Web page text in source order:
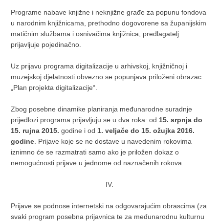
Programe nabave knjižne i neknjižne građe za popunu fondova
u narodnim knjižnicama, prethodno dogovorene sa županijskim
matičnim službama i osnivačima knjižnica, predlagatelj
prijavljuje pojedinačno.
Uz prijavu programa digitalizacije u arhivskoj, knjižničnoj i
muzejskoj djelatnosti obvezno se popunjava priloženi obrazac
„Plan projekta digitalizacije“.
Zbog posebne dinamike planiranja međunarodne suradnje
prijedlozi programa prijavljuju se u dva roka: od 15. srpnja do
15. rujna 2015. godine i od 1. veljače do 15. ožujka 2016.
godine . Prijave koje se ne dostave u navedenim rokovima
iznimno će se razmatrati samo ako je priložen dokaz o
nemogućnosti prijave u jednome od naznačenih rokova.
IV.
Prijave se podnose internetski na odgovarajućim obrascima (za
svaki program posebna prijavnica te za međunarodnu kulturnu